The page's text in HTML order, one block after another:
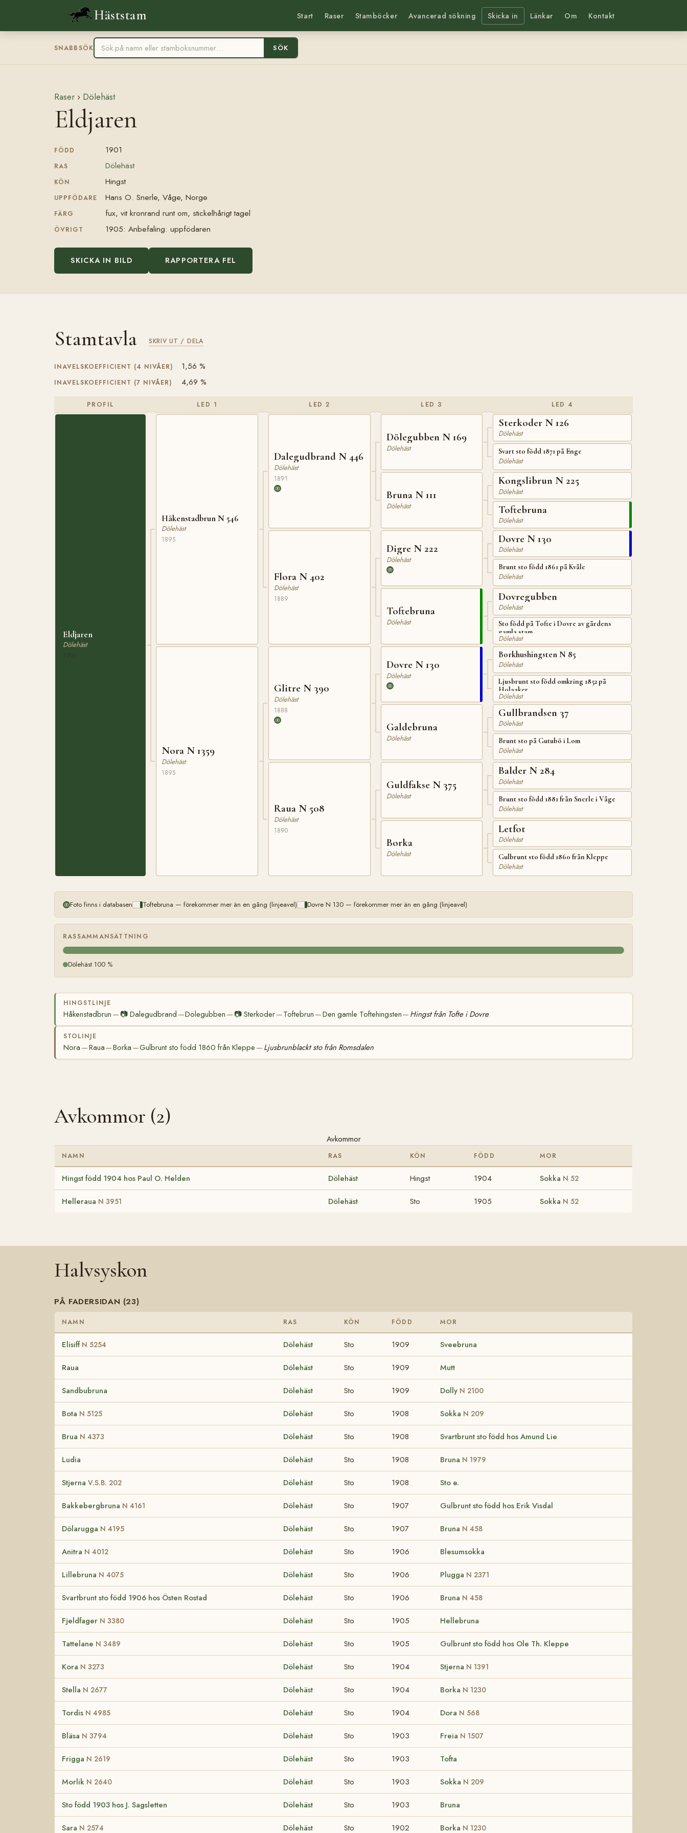
Häststam Start Raser Stamböcker Avancerad sökning Skicka in Länkar Om Kontakt
SNABBSÖK SÖK
Raser › Dölehäst
Eldjaren
FÖDD 1901
RAS Dölehäst
KÖN Hingst
UPPFÖDARE Hans O. Snerle, Våge, Norge
FÄRG fux, vit kronrand runt om, stickelhårigt tagel
ÖVRIGT 1905: Anbefaling: uppfödaren
SKICKA IN BILD RAPPORTERA FEL
Stamtavla SKRIV UT / DELA
INAVELSKOEFFICIENT (4 NIVÅER) 1,56 %
INAVELSKOEFFICIENT (7 NIVÅER) 4,69 %
PROFIL
Eldjaren
Dölehäst
LED 1
Håkenstadbrun N 546
Dölehäst
1895
Nora N 1359
Dölehäst
1895
LED 2
Dalegudbrand N 446
Dölehäst
1891
Flora N 402
Dölehäst
1889
Glitre N 390
Dölehäst
1888
Raua N 508
Dölehäst
1890
LED 3
Dölegubben N 169
Dölehäst
Bruna N 111
Dölehäst
Digre N 222
Dölehäst
Toftebruna
Dölehäst
Dovre N 130
Dölehäst
Galdebruna
Dölehäst
Guldfakse N 375
Dölehäst
Borka
Dölehäst
LED 4
Sterkoder N 126
Dölehäst
Svart sto född 1871 på Enge
Dölehäst
Kongslibrun N 225
Dölehäst
Toftebruna
Dölehäst
Dovre N 130
Dölehäst
Brunt sto född 1861 på Kvåle
Dölehäst
Dovregubben
Dölehäst
Sto född på Tofte i Dovre av gårdens
gamla stam
Dölehäst
Borkhushingsten N 85
Dölehäst
Ljusbrunt sto född omkring 1852 på
Holaaker
Dölehäst
Gullbrandsen 37
Dölehäst
Brunt sto på Gutubö i Lom
Dölehäst
Balder N 284
Dölehäst
Brunt sto född 1881 från Snerle i Våge
Dölehäst
Letfot
Dölehäst
Gulbrunt sto född 1860 från Kleppe
Dölehäst
Foto finns i databasen Toftebruna — förekommer mer än en gång (linjeavel) Dovre N 130 — förekommer mer än en gång (linjeavel)
RASSAMMANSÄTTNING
Dölehäst 100 %
HINGSTLINJE
Håkenstadbrun — 📷Dalegudbrand —Dölegubben — 📷Sterkoder—Toftebrun —Den gamle Toftehingsten— Hingst från Tofte i Dovre
STOLINJE
Nora —Raua—Borka —Gulbrunt sto född 1860 från Kleppe — Ljusbrunblackt sto från Romsdalen
Avkommor (2)
Avkommor
NAMN RAS KÖN FÖDD MOR
Hingst född 1904 hos Paul O. Helden Dölehäst Hingst 1904 Sokka N 52
Helleraua N 3951 Dölehäst Sto 1905 Sokka N 52
Halvsyskon
PÅ FADERSIDAN (23)
NAMN RAS KÖN FÖDD MOR
Elisiff N 5254 Dölehäst Sto 1909 Sveebruna
Raua Dölehäst Sto 1909 Mutt
Sandbubruna Dölehäst Sto 1909 Dolly N 2100
Bota N 5125 Dölehäst Sto 1908 Sokka N 209
Brua N 4373 Dölehäst Sto 1908 Svartbrunt sto född hos Amund Lie
Ludia Dölehäst Sto 1908 Bruna N 1979
Stjerna V.S.B. 202 Dölehäst Sto 1908 Sto e.
Bakkebergbruna N 4161 Dölehäst Sto 1907 Gulbrunt sto född hos Erik Visdal
Dölarugga N 4195 Dölehäst Sto 1907 Bruna N 458
Anitra N 4012 Dölehäst Sto 1906 Blesumsokka
Lillebruna N 4075 Dölehäst Sto 1906 Plugga N 2371
Svartbrunt sto född 1906 hos Östen Rostad Dölehäst Sto 1906 Bruna N 458
Fjeldfager N 3380 Dölehäst Sto 1905 Hellebruna
Tattelane N 3489 Dölehäst Sto 1905 Gulbrunt sto född hos Ole Th. Kleppe
Kora N 3273 Dölehäst Sto 1904 Stjerna N 1391
Stella N 2677 Dölehäst Sto 1904 Borka N 1230
Tordis N 4985 Dölehäst Sto 1904 Dora N 568
Bläsa N 3794 Dölehäst Sto 1903 Freia N 1507
Frigga N 2619 Dölehäst Sto 1903 Tofta
Morlik N 2640 Dölehäst Sto 1903 Sokka N 209
Sto född 1903 hos J. Sagsletten Dölehäst Sto 1903 Bruna
Sara N 2574 Dölehäst Sto 1902 Borka N 1230